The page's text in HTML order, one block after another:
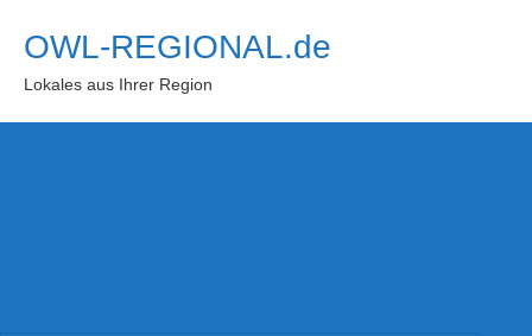
Inhalt
springen
OWL-REGIONAL.de
Lokales aus Ihrer Region